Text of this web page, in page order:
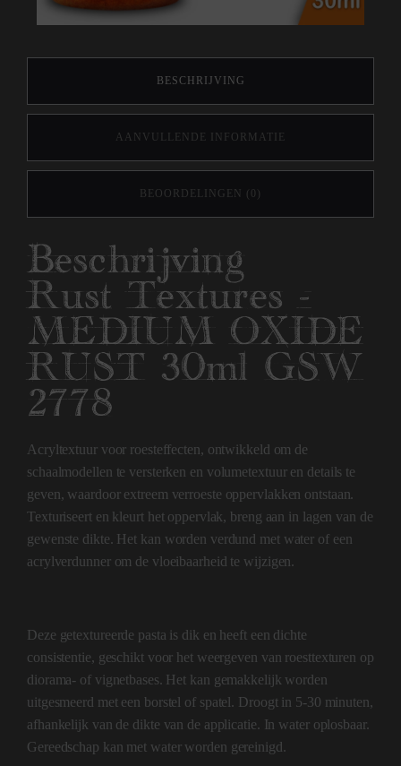
BESCHRIJVING
AANVULLENDE INFORMATIE
BEOORDELINGEN (0)
Beschrijving
Rust Textures -
MEDIUM OXIDE
RUST 30ml GSW
2778
Acryltextuur voor roesteffecten, ontwikkeld om de
schaalmodellen te versterken en volumetextuur en details te
geven, waardoor extreem verroeste oppervlakken ontstaan.
Texturiseert en kleurt het oppervlak, breng aan in lagen van de
gewenste dikte. Het kan worden verdund met water of een
acrylverdunner om de vloeibaarheid te wijzigen.
Deze getextureerde pasta is dik en heeft een dichte
consistentie, geschikt voor het weergeven van roesttexturen op
diorama- of vignetbases. Het kan gemakkelijk worden
uitgesmeerd met een borstel of spatel. Droogt in 5-30 minuten,
afhankelijk van de dikte van de applicatie. In water oplosbaar.
Gereedschap kan met water worden gereinigd.